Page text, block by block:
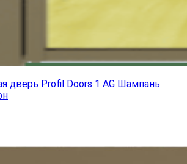
дверь Profil Doors 1 AG Шампань